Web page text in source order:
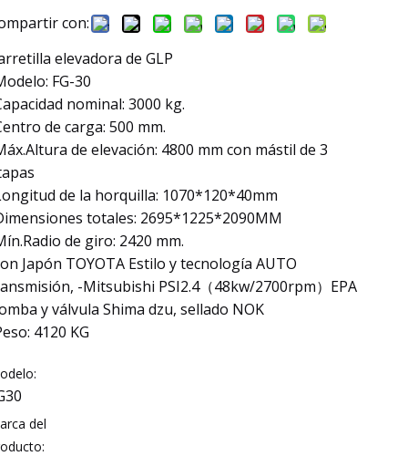
con:
elevadora de GLP
FG-30
nominal: 3000 kg.
de carga: 500 mm.
de elevación: 4800 mm con mástil de 3
de la horquilla: 1070*120*40mm
totales: 2695*1225*2090MM
de giro: 2420 mm.
Japón TOYOTA Estilo y tecnología AUTO
-Mitsubishi PSI2.4（48kw/2700rpm）EPA
y válvula Shima dzu, sellado NOK
4120 KG
del